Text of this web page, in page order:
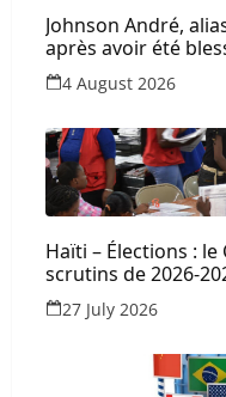
Johnson André,
après avoir été
4 August 2026
Haïti – Élections : le
scrutins de 2026-
27 July 2026